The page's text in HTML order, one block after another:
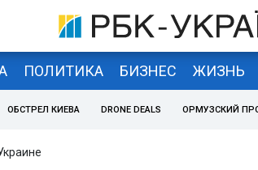
ПОЛИТИКА БИЗНЕС ЖИЗНЬ
ОБСТРЕЛ КИЕВА DRONE DEALS ОРМУЗСКИЙ